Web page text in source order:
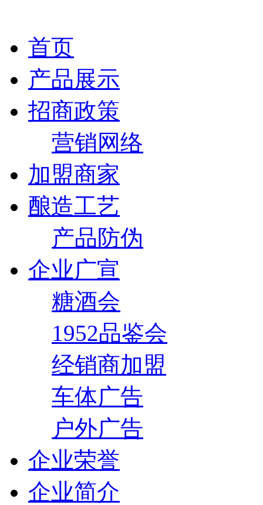
首页
产品展示
招商政策
营销网络
加盟商家
酿造工艺
产品防伪
企业广宣
糖酒会
1952品鉴会
经销商加盟
车体广告
户外广告
企业荣誉
企业简介